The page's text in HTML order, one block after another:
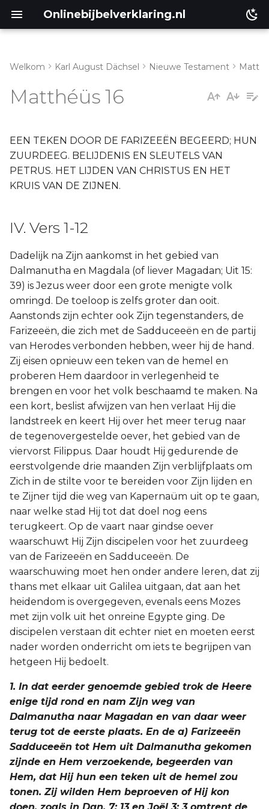
Onlinebijbelverklaring.nl
Éxodus
Leviticus
Ruth
Prediker
Joël
Jona
Hábakuk
Welkom Karl August Dächsel Nieuwe Testament
Matthéüs 16
EEN TEKEN DOOR DE FARIZEEËN BEGEERD; HUN
ZUURDEEG. BELIJDENIS EN SLEUTELS VAN
PETRUS. HET LIJDEN VAN CHRISTUS EN HET
KRUIS VAN DE ZIJNEN.
IV. Vers 1-12
Dadelijk na Zijn aankomst in het gebied van
Dalmanutha en Magdala (of liever Magadan; Uit 15:
39) is Jezus weer door een grote menigte volk
omringd. De toeloop is zelfs groter dan ooit.
Aanstonds zijn echter ook Zijn tegenstanders, de
Farizeeën, die zich met de Sadduceeën en de partij
van Herodes verbonden hebben, weer hij de hand.
Zij eisen opnieuw een teken van de hemel en
proberen Hem daardoor in verlegenheid te
brengen en voor het volk beschaamd te maken. Na
een kort, beslist afwijzen van hen verlaat Hij die
landstreek en keert Hij over het meer terug naar
de tegenovergestelde oever, het gebied van de
viervorst Filippus. Daar houdt Hij gedurende de
eerstvolgende drie maanden Zijn verblijfplaats om
Zich in de stilte voor te bereiden voor Zijn lijden en
te Zijner tijd die weg van Kapernaüm uit op te gaan,
naar welke stad Hij tot dat doel nog eens
terugkeert. Op de vaart naar gindse oever
waarschuwt Hij Zijn discipelen voor het zuurdeeg
van de Farizeeën en Sadduceeën. De
waarschuwing moet hen onder andere leren, dat zij
thans met elkaar uit Galilea uitgaan, dat aan het
heidendom is overgegeven, evenals eens Mozes
met zijn volk uit het onreine Egypte ging. De
discipelen verstaan dit echter niet en moeten eerst
nader worden onderricht om iets te begrijpen van
hetgeen Hij bedoelt.
1. In dat eerder genoemde gebied trok de Heere
enige tijd rond en nam Zijn weg van
Dalmanutha naar Magadan en van daar weer
terug tot de eerste plaats. En de a) Farizeeën
Sadduceeën tot Hem uit Dalmanutha gekomen
zijnde en Hem verzoekende, begeerden van
Hem, dat Hij hun een teken uit de hemel zou
tonen. Zij wilden Hem beproeven of Hij kon